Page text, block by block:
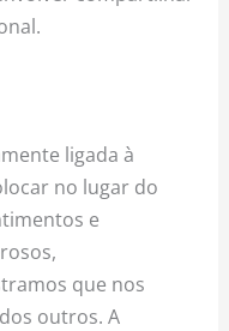
ligada à
no lugar do
e
que nos
outros. A